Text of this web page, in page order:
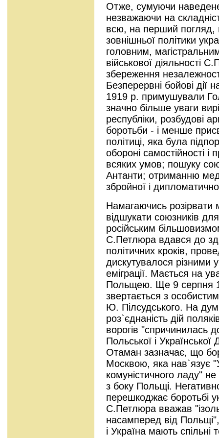
Отже, сумуючи
незважаючи на
всю, на перший погляд,
зовнішньої політики
головним,
військової діяльності
збереження
Безперервні бойові дії
1919 р. примушували
значно більше уваги
республіки, розбудові
боротьби - і менше
політиці, яка була
обороні самостійності і
всяких умов; пошуку
Антанти; отриманню
збройної і
Намагаючись розірвати
відшукати союзників
російським
С.Петлюра вдався до
політичних кроків,
дискутувалося різними
еміграції. Мається на
Польщею. Ще 9 серпня
звертається з
Ю. Пілсудського. На
роз`єднаність дій
ворогів "спричинилась
Польської і
Отаман зазначає, що
Москвою, яка нав`язує
комуністичного ладу"
з боку Польщі.
перешкоджає боротьбі
С.Петлюра вважав
насамперед від
і Україна мають спільні